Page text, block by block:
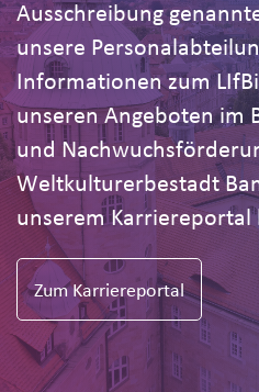
Ausschreibung
unsere
Informationen zum
unseren Angeboten im
und
Weltkulturerbestadt
unserem
Zum Karriereportal